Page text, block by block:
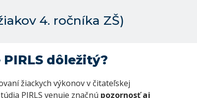
4. ročníka ZŠ)
PIRLS dôležitý?
žiackych výkonov v čitateľskej
PIRLS venuje značnú pozornosť aj